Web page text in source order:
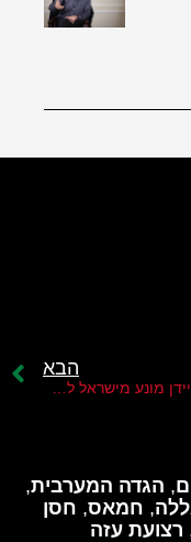
הבא
, הגדה המערבית,
, חמאס, חסן
רצועת עזה